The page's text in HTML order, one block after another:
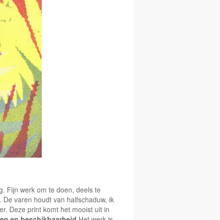
Fijn werk om te doen, deels te
varen houdt van halfschaduw, ik
Deze print komt het mooist uit in